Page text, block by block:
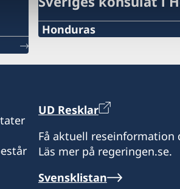
Honduras
Consulado Honorario de
Costado Oeste Plaza
UD Resklar
Få aktuell reseinformation
Läs mer på regeringen.se.
Svensklistan